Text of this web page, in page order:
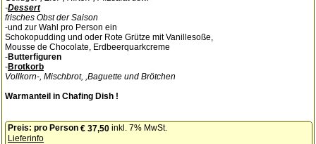
-Dessert
frisches Obst der Saison
-und zur Wahl pro Person ein
Schokopudding und oder Rote Grütze mit Vanillesoße,
Mousse de Chocolate, Erdbeerquarkcreme
-Butterfiguren
-Brotkorb
Vollkorn-, Mischbrot, ,Baguette und Brötchen
Warmanteil in Chafing Dish !
Preis: pro Person € 37,50 inkl. 7% MwSt.
Lieferinfo